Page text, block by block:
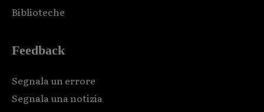
Biblioteche
Feedback
Segnala un errore
Segnala una notizia